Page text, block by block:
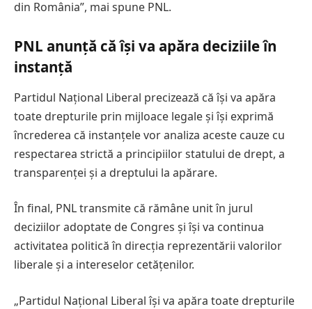
din România”, mai spune PNL.
PNL anunță că își va apăra deciziile în
instanță
Partidul Național Liberal precizează că își va apăra
toate drepturile prin mijloace legale și își exprimă
încrederea că instanțele vor analiza aceste cauze cu
respectarea strictă a principiilor statului de drept, a
transparenței și a dreptului la apărare.
În final, PNL transmite că rămâne unit în jurul
deciziilor adoptate de Congres și își va continua
activitatea politică în direcția reprezentării valorilor
liberale și a intereselor cetățenilor.
„Partidul Național Liberal își va apăra toate drepturile